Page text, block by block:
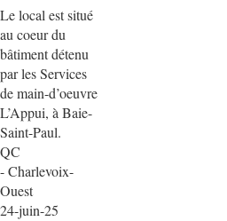
Le local est situé
au coeur du
bâtiment détenu
par les Services
de main-d’oeuvre
L’Appui, à Baie-
Saint-Paul.
QC
- Charlevoix-
Ouest
24-juin-25